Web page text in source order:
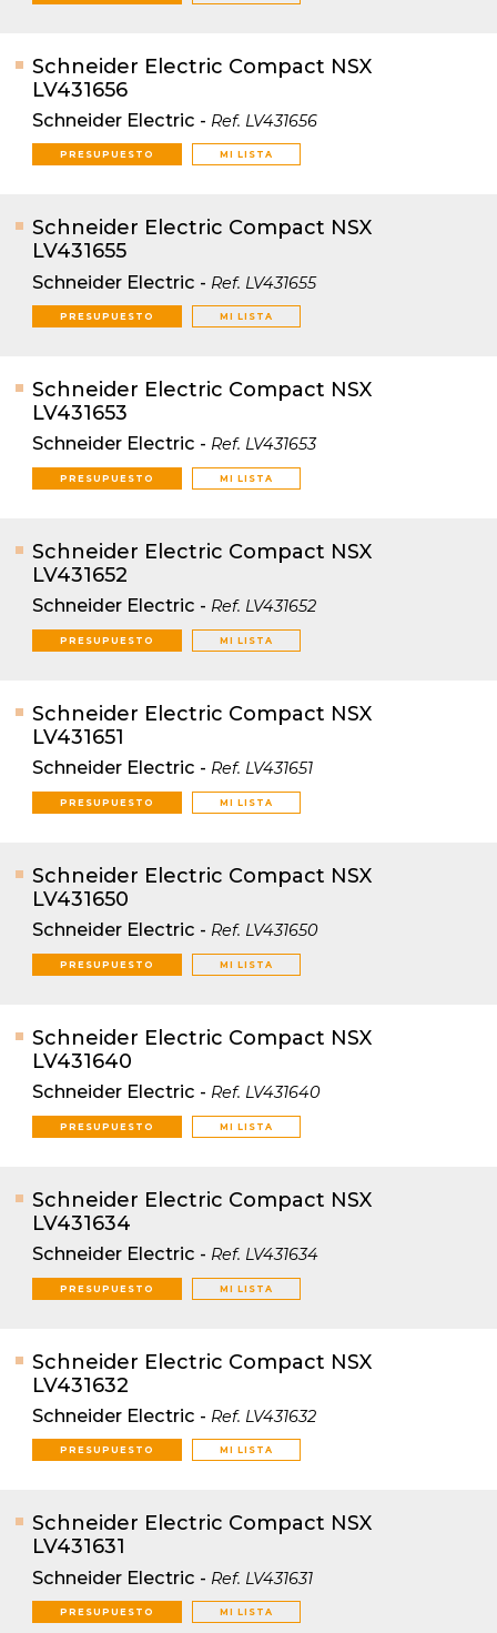
Schneider Electric Compact NSX
LV431656
Schneider Electric - Ref. LV431656
PRESUPUESTO MI LISTA
Schneider Electric Compact NSX
LV431655
Schneider Electric - Ref. LV431655
PRESUPUESTO MI LISTA
Schneider Electric Compact NSX
LV431653
Schneider Electric - Ref. LV431653
PRESUPUESTO MI LISTA
Schneider Electric Compact NSX
LV431652
Schneider Electric - Ref. LV431652
PRESUPUESTO MI LISTA
Schneider Electric Compact NSX
LV431651
Schneider Electric - Ref. LV431651
PRESUPUESTO MI LISTA
Schneider Electric Compact NSX
LV431650
Schneider Electric - Ref. LV431650
PRESUPUESTO MI LISTA
Schneider Electric Compact NSX
LV431640
Schneider Electric - Ref. LV431640
PRESUPUESTO MI LISTA
Schneider Electric Compact NSX
LV431634
Schneider Electric - Ref. LV431634
PRESUPUESTO MI LISTA
Schneider Electric Compact NSX
LV431632
Schneider Electric - Ref. LV431632
PRESUPUESTO MI LISTA
Schneider Electric Compact NSX
LV431631
Schneider Electric - Ref. LV431631
PRESUPUESTO MI LISTA